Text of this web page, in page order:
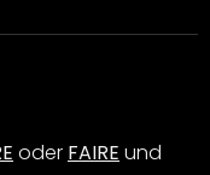
oder FAIRE und